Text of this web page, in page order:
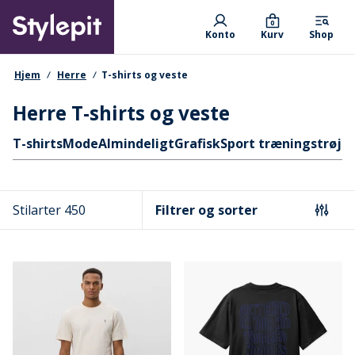
main
content
Primary departments
Konto Kurv
0
Shop
navigationssti
Hjem Herre T-shirts og veste
Herre T-shirts og veste
Hurtige links
T-shirtsModeAlmindeligtGrafiskSport træningstrøjer
Stilarter 450 Filtrer og sorter